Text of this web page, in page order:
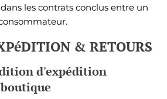
les contrats conclus entre un
& RETOURS
d'expédition